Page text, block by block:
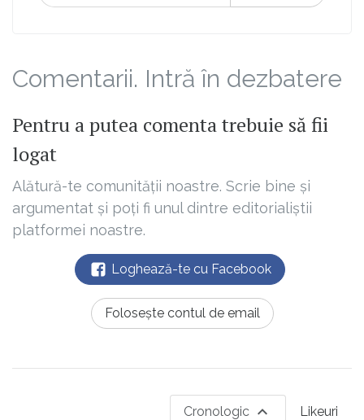
Comentarii. Intră în dezbatere
Pentru a putea comenta trebuie să fii
logat
Alătură-te comunității noastre. Scrie bine și
argumentat și poți fi unul dintre editorialiștii
platformei noastre.
Loghează-te cu Facebook
Folosește contul de email
Likeuri
Cronologic